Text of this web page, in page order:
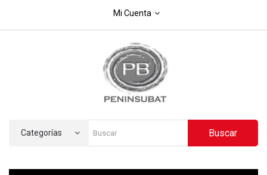
Mi Cuenta
Categorías Buscar